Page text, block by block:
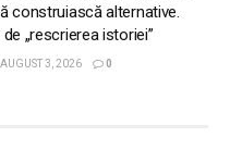
construiască alternative.
„rescrierea istoriei”
AUGUST 3, 2026 0